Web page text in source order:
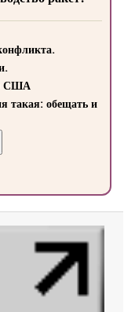
США
такая: обещать и